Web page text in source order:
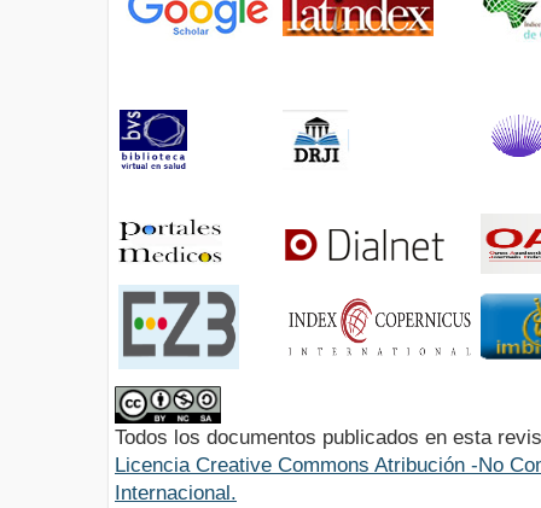
Todos los documentos publicados en esta
Licencia Creative Commons Atribución -No
Internacional.